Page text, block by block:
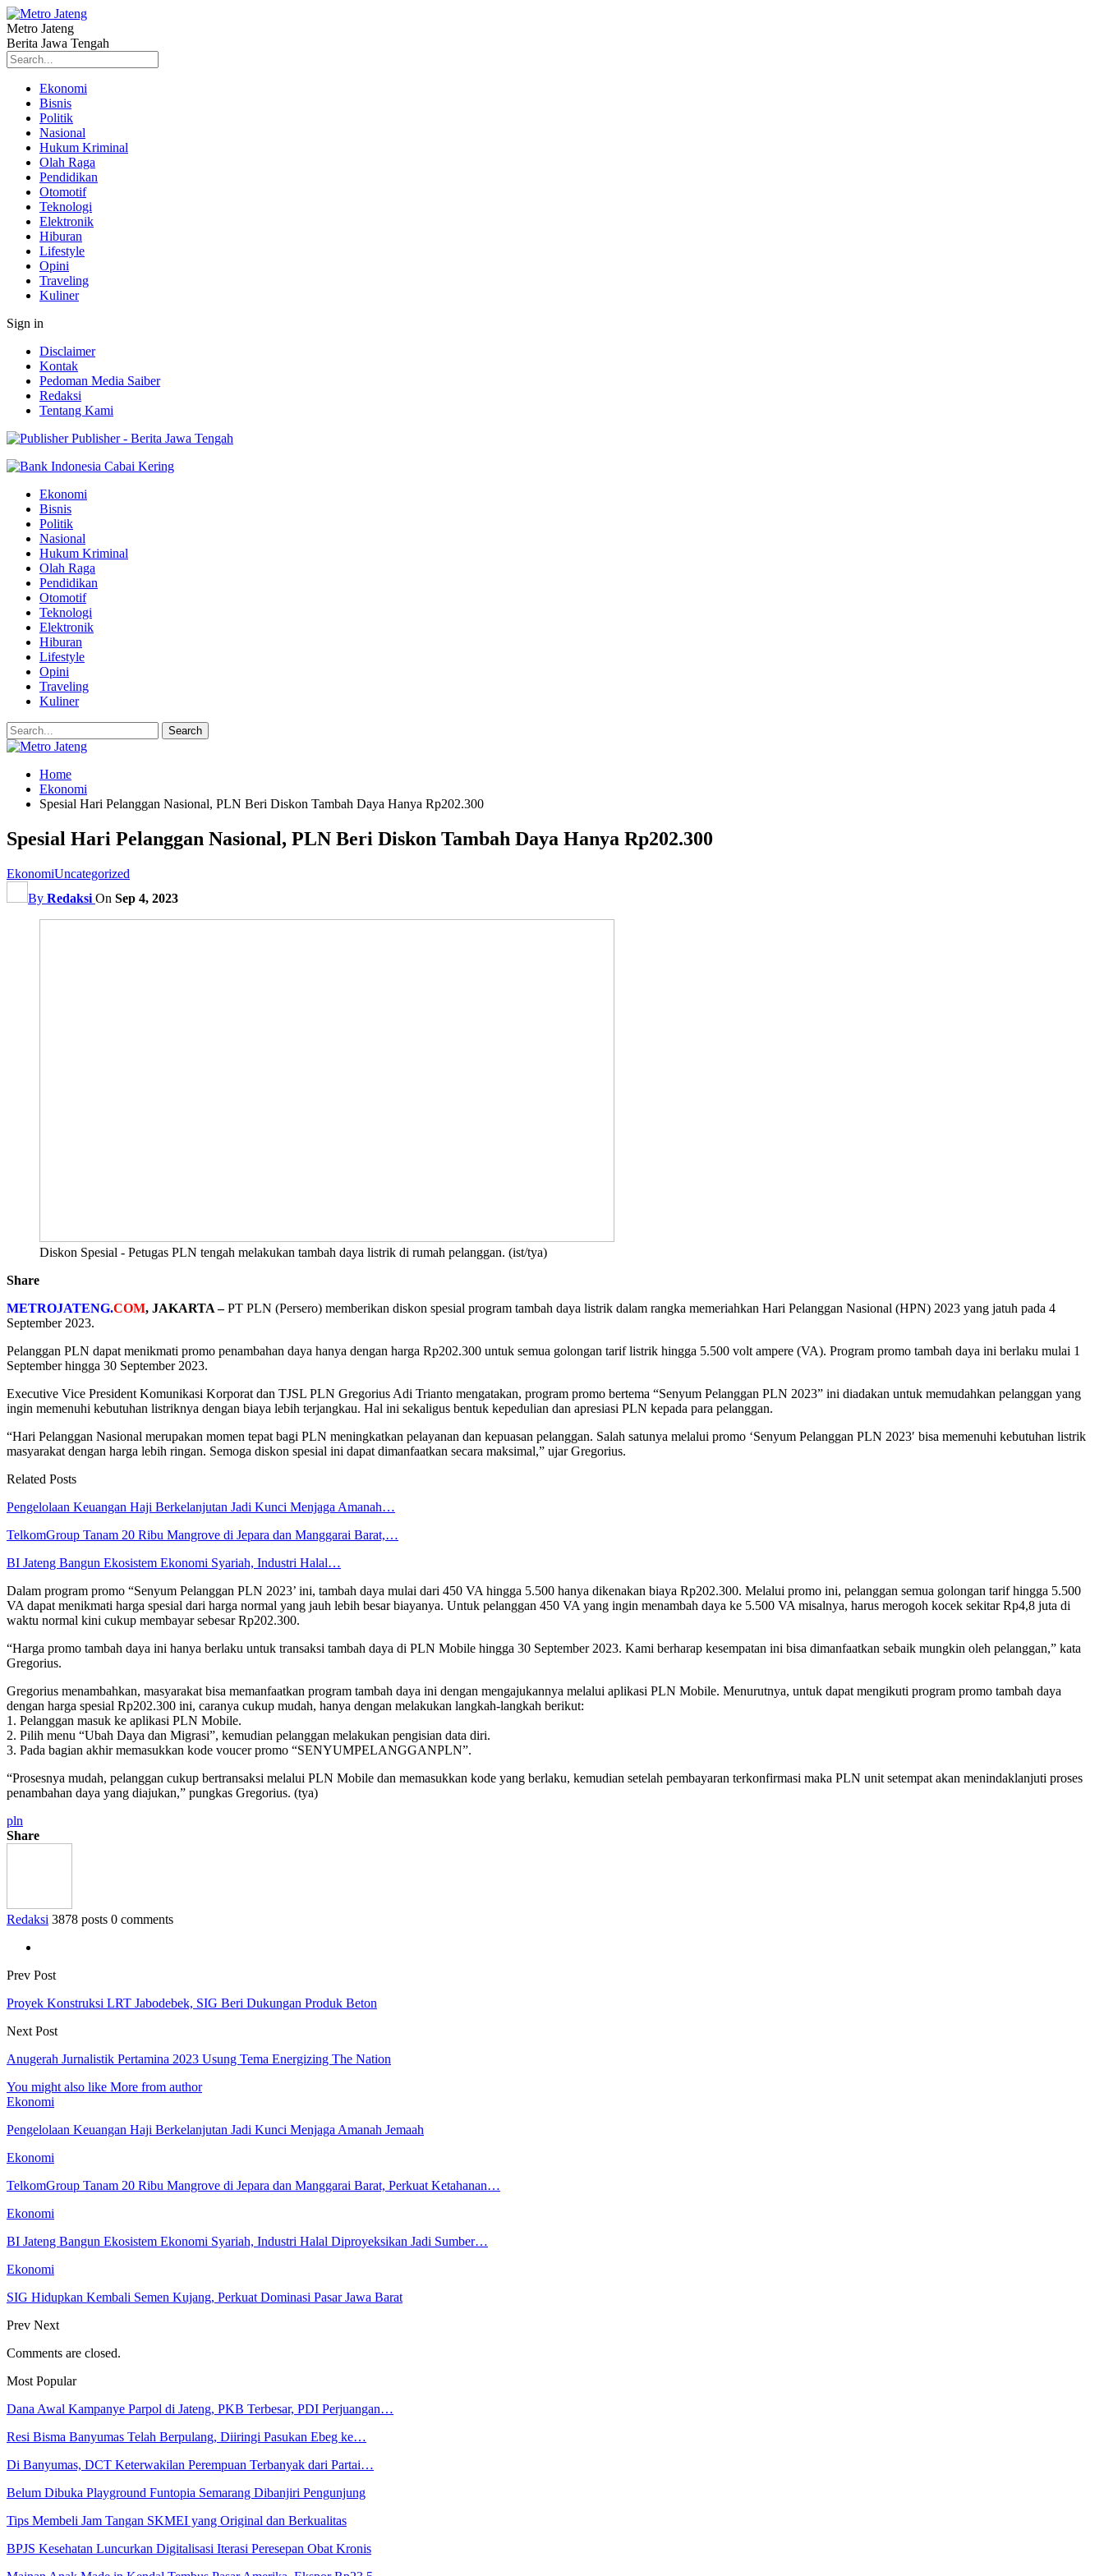
Metro Jateng
Berita Jawa Tengah
Ekonomi
Bisnis
Politik
Nasional
Hukum Kriminal
Olah Raga
Pendidikan
Otomotif
Teknologi
Elektronik
Hiburan
Lifestyle
Opini
Traveling
Kuliner
Sign in
Disclaimer
Kontak
Pedoman Media Saiber
Redaksi
Tentang Kami
Publisher - Berita Jawa Tengah
Ekonomi
Bisnis
Politik
Nasional
Hukum Kriminal
Olah Raga
Pendidikan
Otomotif
Teknologi
Elektronik
Hiburan
Lifestyle
Opini
Traveling
Kuliner
Home
Ekonomi
Spesial Hari Pelanggan Nasional, PLN Beri Diskon Tambah Daya Hanya Rp202.300
Spesial Hari Pelanggan Nasional, PLN Beri Diskon Tambah Daya Hanya Rp202.300
EkonomiUncategorized
By Redaksi On Sep 4, 2023
Diskon Spesial - Petugas PLN tengah melakukan tambah daya listrik di rumah pelanggan. (ist/tya)
Share
METROJATENG.COM, JAKARTA –PT PLN (Persero) memberikan diskon spesial program tambah daya listrik dalam rangka memeriahkan Hari Pelanggan Nasional (HPN) 2023 yang jatuh pada 4
September 2023.
Pelanggan PLN dapat menikmati promo penambahan daya hanya dengan harga Rp202.300 untuk semua golongan tarif listrik hingga 5.500 volt ampere (VA). Program promo tambah daya ini berlaku mulai 1
September hingga 30 September 2023.
Executive Vice President Komunikasi Korporat dan TJSL PLN Gregorius Adi Trianto mengatakan, program promo bertema “Senyum Pelanggan PLN 2023” ini diadakan untuk memudahkan pelanggan yang
ingin memenuhi kebutuhan listriknya dengan biaya lebih terjangkau. Hal ini sekaligus bentuk kepedulian dan apresiasi PLN kepada para pelanggan.
“Hari Pelanggan Nasional merupakan momen tepat bagi PLN meningkatkan pelayanan dan kepuasan pelanggan. Salah satunya melalui promo ‘Senyum Pelanggan PLN 2023′ bisa memenuhi kebutuhan listrik
masyarakat dengan harga lebih ringan. Semoga diskon spesial ini dapat dimanfaatkan secara maksimal,” ujar Gregorius.
Related Posts
Pengelolaan Keuangan Haji Berkelanjutan Jadi Kunci Menjaga Amanah…
TelkomGroup Tanam 20 Ribu Mangrove di Jepara dan Manggarai Barat,…
BI Jateng Bangun Ekosistem Ekonomi Syariah, Industri Halal…
Dalam program promo “Senyum Pelanggan PLN 2023’ ini, tambah daya mulai dari 450 VA hingga 5.500 hanya dikenakan biaya Rp202.300. Melalui promo ini, pelanggan semua golongan tarif hingga 5.500
VA dapat menikmati harga spesial dari harga normal yang jauh lebih besar biayanya. Untuk pelanggan 450 VA yang ingin menambah daya ke 5.500 VA misalnya, harus merogoh kocek sekitar Rp4,8 juta di
waktu normal kini cukup membayar sebesar Rp202.300.
“Harga promo tambah daya ini hanya berlaku untuk transaksi tambah daya di PLN Mobile hingga 30 September 2023. Kami berharap kesempatan ini bisa dimanfaatkan sebaik mungkin oleh pelanggan,” kata
Gregorius.
Gregorius menambahkan, masyarakat bisa memanfaatkan program tambah daya ini dengan mengajukannya melalui aplikasi PLN Mobile. Menurutnya, untuk dapat mengikuti program promo tambah daya
dengan harga spesial Rp202.300 ini, caranya cukup mudah, hanya dengan melakukan langkah-langkah berikut:
1. Pelanggan masuk ke aplikasi PLN Mobile.
2. Pilih menu “Ubah Daya dan Migrasi”, kemudian pelanggan melakukan pengisian data diri.
3. Pada bagian akhir memasukkan kode voucer promo “SENYUMPELANGGANPLN”.
“Prosesnya mudah, pelanggan cukup bertransaksi melalui PLN Mobile dan memasukkan kode yang berlaku, kemudian setelah pembayaran terkonfirmasi maka PLN unit setempat akan menindaklanjuti proses
penambahan daya yang diajukan,” pungkas Gregorius. (tya)
pln
Share
Redaksi 3878 posts 0 comments
Prev Post
Proyek Konstruksi LRT Jabodebek, SIG Beri Dukungan Produk Beton
Next Post
Anugerah Jurnalistik Pertamina 2023 Usung Tema Energizing The Nation
You might also like More from author
Ekonomi
Pengelolaan Keuangan Haji Berkelanjutan Jadi Kunci Menjaga Amanah Jemaah
Ekonomi
TelkomGroup Tanam 20 Ribu Mangrove di Jepara dan Manggarai Barat, Perkuat Ketahanan…
Ekonomi
BI Jateng Bangun Ekosistem Ekonomi Syariah, Industri Halal Diproyeksikan Jadi Sumber…
Ekonomi
SIG Hidupkan Kembali Semen Kujang, Perkuat Dominasi Pasar Jawa Barat
Prev Next
Comments are closed.
Most Popular
Dana Awal Kampanye Parpol di Jateng, PKB Terbesar, PDI Perjuangan…
Resi Bisma Banyumas Telah Berpulang, Diiringi Pasukan Ebeg ke…
Di Banyumas, DCT Keterwakilan Perempuan Terbanyak dari Partai…
Belum Dibuka Playground Funtopia Semarang Dibanjiri Pengunjung
Tips Membeli Jam Tangan SKMEI yang Original dan Berkualitas
BPJS Kesehatan Luncurkan Digitalisasi Iterasi Peresepan Obat Kronis